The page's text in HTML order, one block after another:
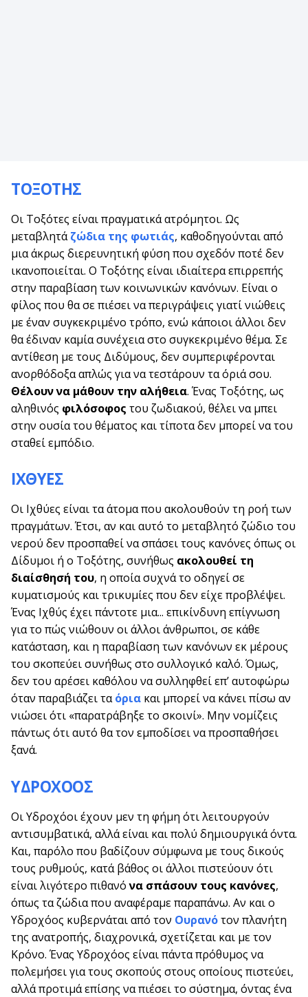
ΤΟΞΟΤΗΣ
Οι Τοξότες είναι πραγματικά ατρόμητοι. Ως
μεταβλητάζώδια της φωτιάς, καθοδηγούνται από
μια άκρως διερευνητική φύση που σχεδόν ποτέ δεν
ικανοποιείται. Ο Τοξότης είναι ιδιαίτερα επιρρεπής
στην παραβίαση των κοινωνικών κανόνων. Είναι ο
φίλος που θα σε πιέσει να περιγράψεις γιατί νιώθεις
με έναν συγκεκριμένο τρόπο, ενώ κάποιοι άλλοι δεν
θα έδιναν καμία συνέχεια στο συγκεκριμένο θέμα. Σε
αντίθεση με τους Διδύμους, δεν συμπεριφέρονται
ανορθόδοξα απλώς για να τεστάρουν τα όριά σου.
Θέλουν να μάθουν την αλήθεια. Ένας Τοξότης, ως
αληθινός φιλόσοφος του ζωδιακού, θέλει να μπει
στην ουσία του θέματος και τίποτα δεν μπορεί να του
σταθεί εμπόδιο.
ΙΧΘΥΕΣ
Οι Ιχθύες είναι τα άτομα που ακολουθούν τη ροή των
πραγμάτων. Έτσι, αν και αυτό το μεταβλητό ζώδιο του
νερού δεν προσπαθεί να σπάσει τους κανόνες όπως οι
Δίδυμοι ή ο Τοξότης, συνήθως ακολουθεί τη
διαίσθησή του, η οποία συχνά το οδηγεί σε
κυματισμούς και τρικυμίες που δεν είχε προβλέψει.
Ένας Ιχθύς έχει πάντοτε μια... επικίνδυνη επίγνωση
για το πώς νιώθουν οι άλλοι άνθρωποι, σε κάθε
κατάσταση, και η παραβίαση των κανόνων εκ μέρους
του σκοπεύει συνήθως στο συλλογικό καλό. Όμως,
δεν του αρέσει καθόλου να συλληφθεί επ’ αυτοφώρω
όταν παραβιάζει ταόρια και μπορεί να κάνει πίσω αν
νιώσει ότι «παρατράβηξε το σκοινί». Μην νομίζεις
πάντως ότι αυτό θα τον εμποδίσει να προσπαθήσει
ξανά.
ΥΔΡΟΧΟΟΣ
Οι Υδροχόοι έχουν μεν τη φήμη ότι λειτουργούν
αντισυμβατικά, αλλά είναι και πολύ δημιουργικά όντα.
Και, παρόλο που βαδίζουν σύμφωνα με τους δικούς
τους ρυθμούς, κατά βάθος οι άλλοι πιστεύουν ότι
είναι λιγότερο πιθανόνα σπάσουν τους κανόνες,
όπως τα ζώδια που αναφέραμε παραπάνω. Αν και ο
Υδροχόος κυβερνάται από τον Ουρανότον πλανήτη
της ανατροπής, διαχρονικά, σχετίζεται και με τον
Κρόνο. Ένας Υδροχόος είναι πάντα πρόθυμος να
πολεμήσει για τους σκοπούς στους οποίους πιστεύει,
αλλά προτιμά επίσης να πιέσει το σύστημα, όντας ένα